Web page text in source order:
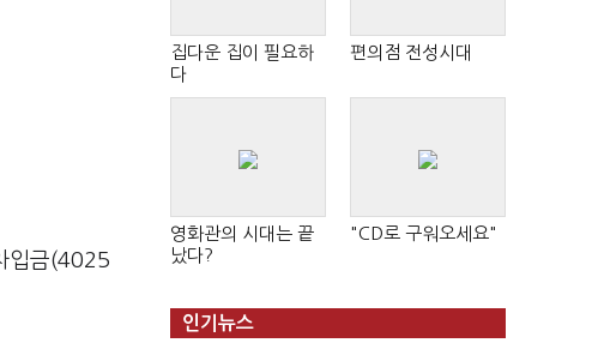
입금(4025
집다운 집이 필요하
다
편의점 전성시대
영화관의 시대는 끝
났다?
"CD로 구워오세요"
인기뉴스